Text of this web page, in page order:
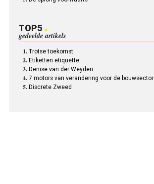
TOP5
gedeelde artikels
Trotse toekomst
Etiketten etiquette
Denise van der Weyden
7 motors van verandering voor de bouwsector
Discrete Zweed